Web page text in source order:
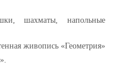
шахматы, напольные
живопись «Геометрия»